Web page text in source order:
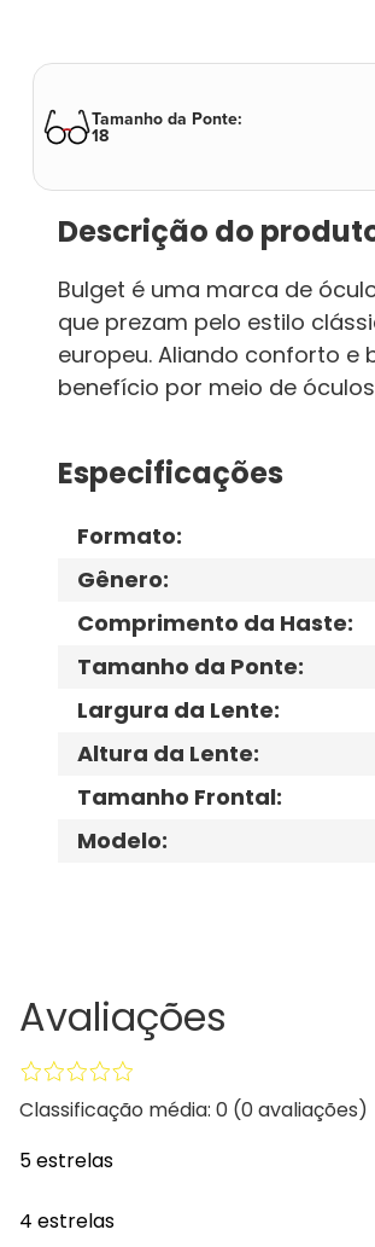
Tamanho da Ponte:
18
Descrição do
Bulget é uma marca de
que prezam pelo estilo
europeu. Aliando conforto e
benefício por meio de
Especificações
Formato:
Gênero:
Comprimento da Haste:
Tamanho da Ponte:
Largura da Lente:
Altura da Lente:
Tamanho Frontal:
Modelo:
Avaliações
Classificação média: 0 (0 avaliações)
5 estrelas
4 estrelas